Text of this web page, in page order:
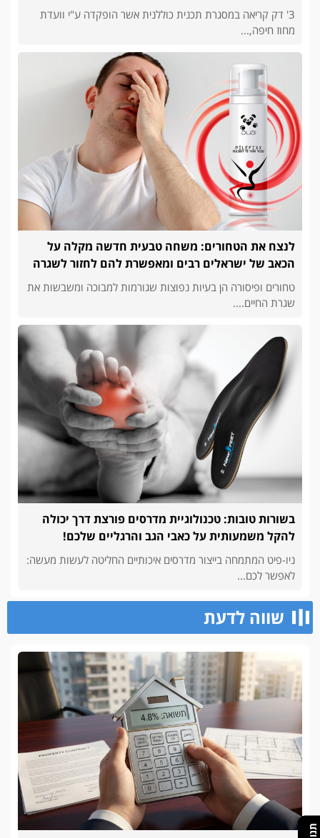
3' דק קריאה במסגרת תכנית כוללנית אשר הופקדה ע"י וועדת
מחוז חיפה,...
לנצח את הטחורים: משחה טבעית חדשה מקלה על
הכאב של ישראלים רבים ומאפשרת להם לחזור לשגרה
טחורים ופיסורה הן בעיות נפוצות שגורמות למבוכה ומשבשות את
שגרת החיים....
בשורות טובות: טכנולוגיית מדרסים פורצת דרך יכולה
להקל משמעותית על כאבי הגב והרגליים שלכם!
ניו-פיט המתמחה בייצור מדרסים איכותיים החליטה לעשות מעשה:
לאפשר לכם...
שווה לדעת